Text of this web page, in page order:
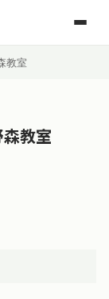
教室
教室